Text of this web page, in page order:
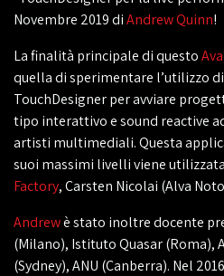
Novembre 2019 diAndrew Quinn!
La finalità principale di questo
quella di sperimentare l’utilizzo
TouchDesigner per avviare
tipo interattivo e sound reactive
artisti multimediali. Questa
suoi massimi livelli viene
Factory, Carsten Nicolai (Alva
Andrewè stato inoltre docente
(Milano), Istituto Quasar (Roma),
(Sydney), ANU (Canberra). Nel